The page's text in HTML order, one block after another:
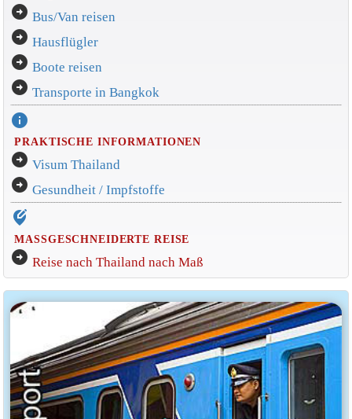
arrow_circle_right Bus/Van reisen
arrow_circle_right Hausflügler
arrow_circle_right Boote reisen
arrow_circle_right Transporte in Bangkok
info
PRAKTISCHE INFORMATIONEN
arrow_circle_right Visum Thailand
arrow_circle_right Gesundheit / Impfstoffe
edit_location_alt
MASSGESCHNEIDERTE REISE
arrow_circle_right Reise nach Thailand nach Maß